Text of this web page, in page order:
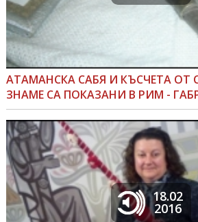
АТАМАНСКА САБЯ И КЪСЧЕТА ОТ
ЗНАМЕ СА ПОКАЗАНИ В РИМ -
18.02
2016